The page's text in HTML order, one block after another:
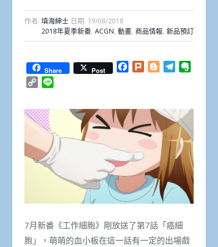
作者: 填海紳士 日期: 19/08/2018
2018年夏季新番, ACGN, 動畫, 商品情報, 新品預訂
Share Post Facebook
Plurk BloggerTelegram
Copy
7月新番《工作細胞》剛放送了第7話「癌細
胞」，萌萌的血小板在這一話有一定的出場戲